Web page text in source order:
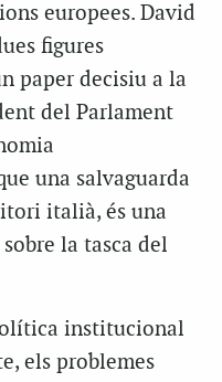
europees. David
figures
paper decisiu a la
del Parlament
una salvaguarda
italià, és una
la tasca del
institucional
els problemes